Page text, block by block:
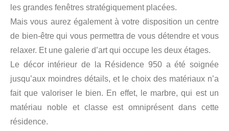
les grandes fenêtres stratégiquement placées.
Mais vous aurez également à votre disposition un centre
de bien-être qui vous permettra de vous détendre et vous
relaxer. Et une galerie d’art qui occupe les deux étages.
Le décor intérieur de la Résidence 950 a été soignée
jusqu’aux moindres détails, et le choix des matériaux n’a
fait que valoriser le bien. En effet, le marbre, qui est un
matériau noble et classe est omniprésent dans cette
résidence.